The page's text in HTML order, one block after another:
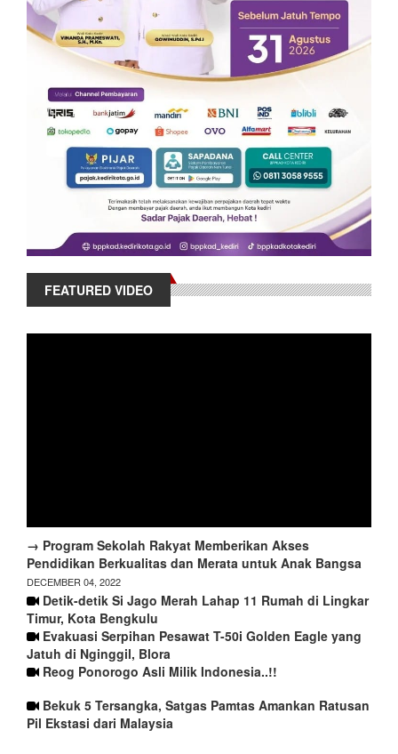
FEATURED VIDEO
→ Program Sekolah Rakyat Memberikan Akses
Pendidikan Berkualitas dan Merata untuk Anak Bangsa
DECEMBER 04, 2022
Detik-detik Si Jago Merah Lahap 11 Rumah di Lingkar
Timur, Kota Bengkulu
Evakuasi Serpihan Pesawat T-50i Golden Eagle yang
Jatuh di Nginggil, Blora
Reog Ponorogo Asli Milik Indonesia..!!
Bekuk 5 Tersangka, Satgas Pamtas Amankan Ratusan
Pil Ekstasi dari Malaysia